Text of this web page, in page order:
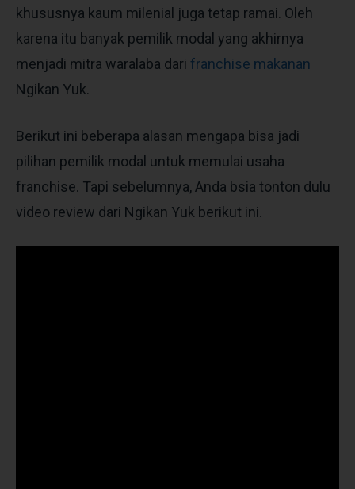
khususnya kaum milenial juga tetap ramai. Oleh
karena itu banyak pemilik modal yang akhirnya
menjadi mitra waralaba dari franchise makanan
Ngikan Yuk.
Berikut ini beberapa alasan mengapa bisa jadi
pilihan pemilik modal untuk memulai usaha
franchise. Tapi sebelumnya, Anda bsia tonton dulu
video review dari Ngikan Yuk berikut ini.